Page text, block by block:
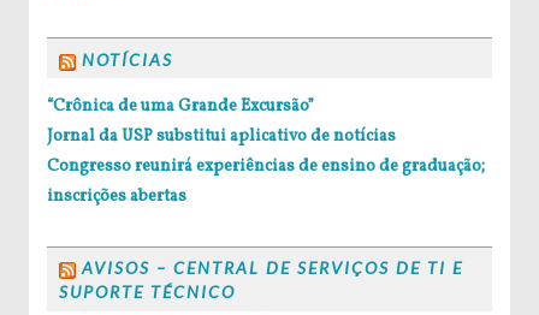
NOTÍCIAS
“Crônica de uma Grande Excursão”
Jornal da USP substitui aplicativo de notícias
Congresso reunirá experiências de ensino de graduação;
inscrições abertas
AVISOS – CENTRAL DE SERVIÇOS DE TI E
SUPORTE TÉCNICO